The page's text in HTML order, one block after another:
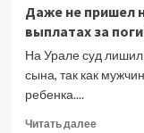
Даже не пришел
выплатах за
На Урале суд
сына, так как
ребенка....
Читать далееПрочитать